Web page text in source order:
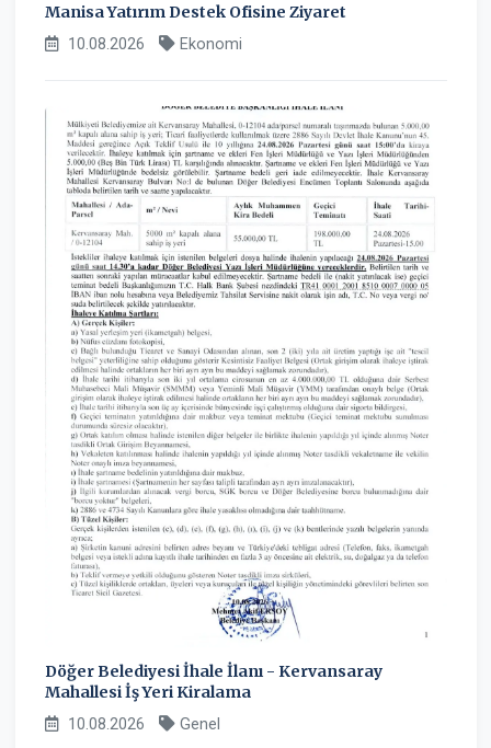
Manisa Yatırım Destek Ofisine Ziyaret
10.08.2026 Ekonomi
Döğer Belediyesi İhale İlanı - Kervansaray
Mahallesi İş Yeri Kiralama
10.08.2026 Genel